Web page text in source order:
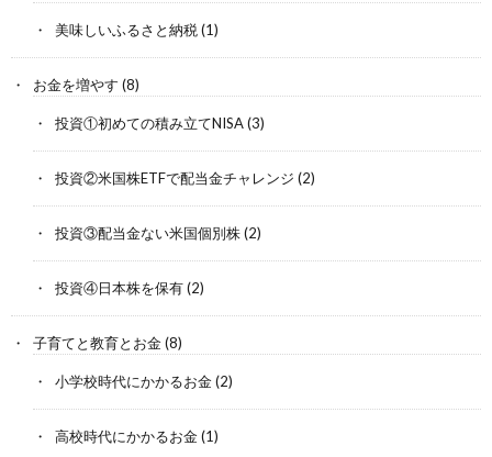
美味しいふるさと納税 (1)
お金を増やす (8)
投資①初めての積み立てNISA(3)
投資②米国株ETFで配当金チャレンジ (2)
投資③配当金ない米国個別株(2)
投資④日本株を保有(2)
子育てと教育とお金(8)
小学校時代にかかるお金(2)
高校時代にかかるお金(1)